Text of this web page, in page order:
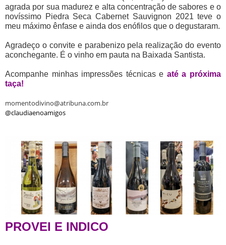
agrada por sua madurez e alta concentração de sabores e o
novíssimo Piedra Seca Cabernet Sauvignon 2021 teve o
meu máximo ênfase e ainda dos enófilos que o degustaram.
Agradeço o convite e parabenizo pela realização do evento
aconchegante. É o vinho em pauta na Baixada Santista.
Acompanhe minhas impressões técnicas e até a próxima
taça!
momentodivino@atribuna.com.br
@claudiaenoamigos
PROVEI E INDICO